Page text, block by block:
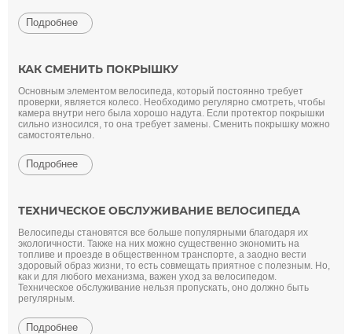
Подробнее
КАК СМЕНИТЬ ПОКРЫШКУ
Основным элементом велосипеда, который постоянно требует
проверки, является колесо. Необходимо регулярно смотреть, чтобы
камера внутри него была хорошо надута. Если протектор покрышки
сильно износился, то она требует замены. Сменить покрышку можно
самостоятельно.
Подробнее
ТЕХНИЧЕСКОЕ ОБСЛУЖИВАНИЕ ВЕЛОСИПЕДА
Велосипеды становятся все больше популярными благодаря их
экологичности. Также на них можно существенно экономить на
топливе и проезде в общественном транспорте, а заодно вести
здоровый образ жизни, то есть совмещать приятное с полезным. Но,
как и для любого механизма, важен уход за велосипедом.
Техническое обслуживание нельзя пропускать, оно должно быть
регулярным.
Подробнее